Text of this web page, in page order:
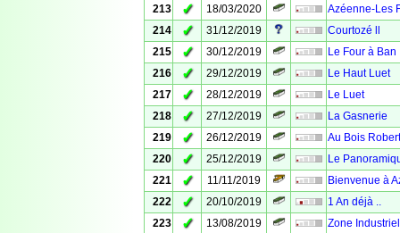
213
✓ 18/03/2020
Azéenne-Les
214
✓ 31/12/2019
Courtozé ll
215
✓ 30/12/2019
Le Four à Ban
216
✓ 29/12/2019
Le Haut Luet
217
✓ 28/12/2019
Le Luet
218
✓ 27/12/2019
La Gasnerie
219
✓ 26/12/2019
Au Bois Robert
220
✓ 25/12/2019
Le
221
✓ 11/11/2019
Bienvenue à
222
✓ 20/10/2019
1 An déjà ..
223
✓ 13/08/2019
Zone